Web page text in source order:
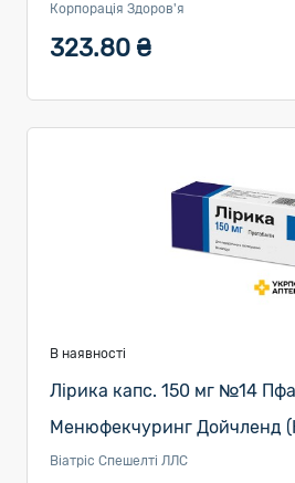
Корпорація Здоров'я
323.80 ₴
В наявності
Лірика капс. 150 мг №14
Менюфекчуринг Дойчленд
Віатріс Спешелті ЛЛС